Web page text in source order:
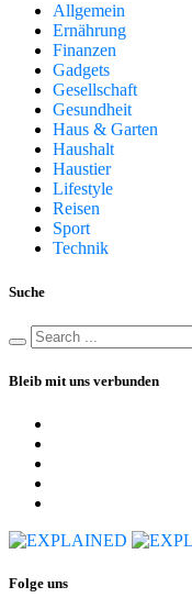
Allgemein
Ernährung
Finanzen
Gadgets
Gesellschaft
Gesundheit
Haus & Garten
Haushalt
Haustier
Lifestyle
Reisen
Sport
Technik
Suche
Bleib mit uns verbunden
Folge uns